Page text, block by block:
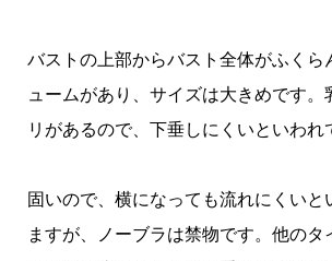
バストの上部からバスト全体がふくら
ュームがあり、サイズは大きめです。
リがあるので、下垂しにくいといわれ
固いので、横になっても流れにくいと
ますが、ノーブラは禁物です。他のタ